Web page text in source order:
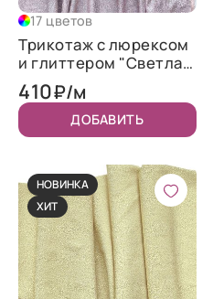
17 цветов
Трикотаж c люрексом
и глиттером "Светлая
пудра"
410₽/м
ДОБАВИТЬ
НОВИНКА
ХИТ